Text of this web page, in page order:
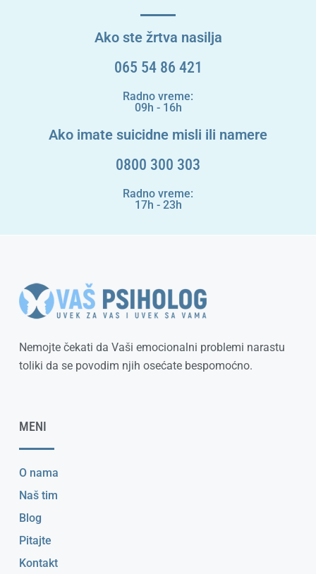
Ako ste žrtva nasilja
065 54 86 421
Radno vreme:
09h - 16h
Ako imate suicidne misli ili namere
0800 300 303
Radno vreme:
17h - 23h
Nemojte čekati da Vaši emocionalni problemi narastu
toliki da se povodim njih osećate bespomoćno.
MENI
O nama
Naš tim
Blog
Pitajte
Kontakt